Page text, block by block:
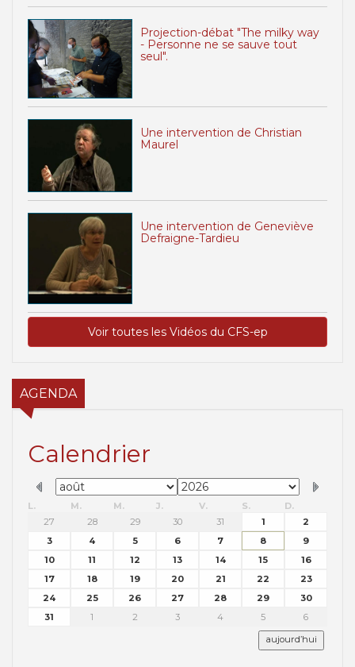
Projection-débat "The milky way
- Personne ne se sauve tout
seul".
Une intervention de Christian
Maurel
Une intervention de Geneviève
Defraigne-Tardieu
Voir toutes les Vidéos du CFS-ep
AGENDA
Calendrier
L. M. M. J. V. S.
D.
27
28 29 30 31 1
2
3
4 5 6 7 8
9
10
11 12 13 14 15
16
17
18 19 20 21 22
23
24
25 26 27 28 29
30
31
1 2 3 4 5 6
aujourd’hui